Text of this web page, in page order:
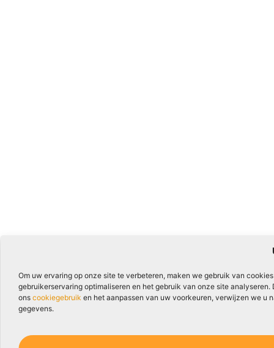
Om uw ervaring op onze site te verbeteren, maken we gebruik van
gebruikerservaring optimaliseren en het gebruik van onze site
ons cookiegebruik en het aanpassen van uw voorkeuren, verwijzen we u
gegevens.